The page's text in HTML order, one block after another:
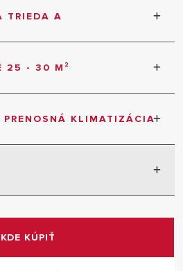
likvidáciou baktérií
alergií.
TRIEDA A
produktov Ariston spĺňa
a zaisťuje ekonomickú
energie zodpovedajúcu
25 - 30 M²
prenosnej klimatizácie pre
8), 30 m2 (Mobis 9).
PRENOSNÁ KLIMATIZÁCIA
zaisťuje užívateľský komfort
KDE KÚPIŤ